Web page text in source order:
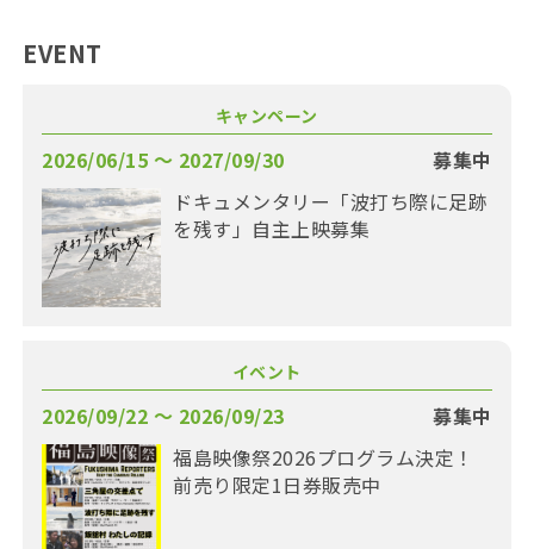
EVENT
キャンペーン
2026/06/15 〜 2027/09/30
募集中
ドキュメンタリー「波打ち際に足跡
を残す」自主上映募集
イベント
2026/09/22 〜 2026/09/23
募集中
福島映像祭2026プログラム決定！
前売り限定1日券販売中